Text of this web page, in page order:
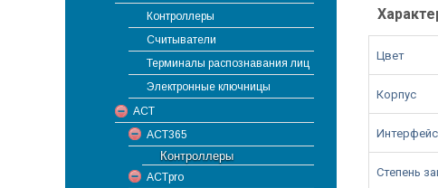
Контроллеры
Считыватели
Терминалы распознавания лиц
Электронные ключницы
ACT
ACT365
Контроллеры
ACTpro
Цвет
Корпус
Степень